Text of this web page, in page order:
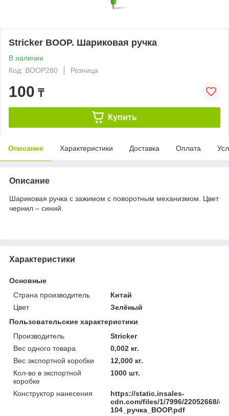
Stricker BOOP. Шариковая ручка
В наличии
Код: BOOP280
Розница
100 ₸
Купить
Описание Характеристики Доставка Оплата
Описание
Шариковая ручка с зажимом с поворотным механизмом. Цвет
чернил – синий.
Характеристики
Основные
Страна производитель
Китай
Цвет
Зелёный
Пользовательские характеристики
Производитель
Stricker
Вес одного товара
0,002 кг.
Вес экспортной коробки
12,000 кг.
Кол-во в экспортной
коробке
1000 шт.
Конструктор нанесения
https://static.insales-
cdn.com/files/1/7996/22052668/
104_ручка_BOOP.pdf